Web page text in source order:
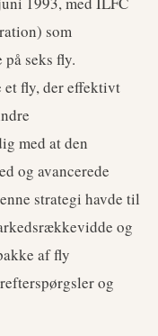
som
seks fly.
et fly, der effektivt
med at den
og avancerede
strategi havde til
og
af fly
og